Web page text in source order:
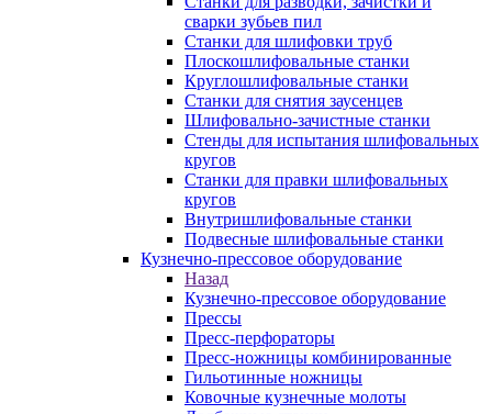
сварки зубьев пил
Станки для шлифовки труб
Плоскошлифовальные станки
Круглошлифовальные станки
Станки для снятия заусенцев
Шлифовально-зачистные станки
Стенды для испытания шлифовальных
кругов
Станки для правки шлифовальных
кругов
Внутришлифовальные станки
Подвесные шлифовальные станки
Кузнечно-прессовое оборудование
Назад
Кузнечно-прессовое оборудование
Прессы
Пресс-перфораторы
Пресс-ножницы комбинированные
Гильотинные ножницы
Ковочные кузнечные молоты